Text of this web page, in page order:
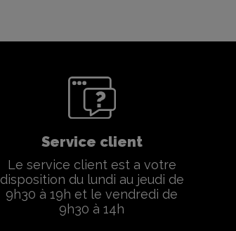
Service client
Le service client est a votre
disposition du lundi au jeudi de
9h30 à 19h et le vendredi de
9h30 à 14h